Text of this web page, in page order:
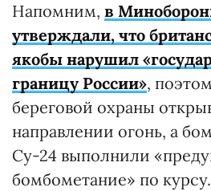
Напомним, в
утверждали, что
якобы нарушил
границу России»,
береговой охраны
направлении огонь, а
Су-24 выполнили
бомбометание» по